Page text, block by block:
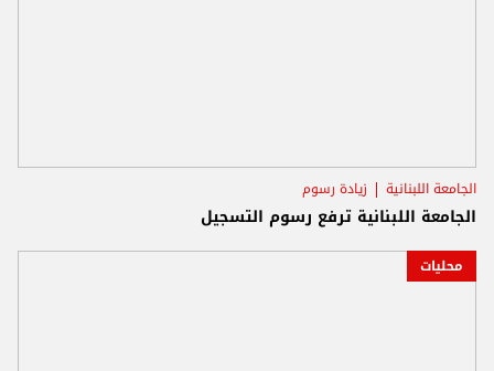
الجامعة اللبنانية زيادة رسوم
الجامعة اللبنانية ترفع رسوم التسجيل
محليات